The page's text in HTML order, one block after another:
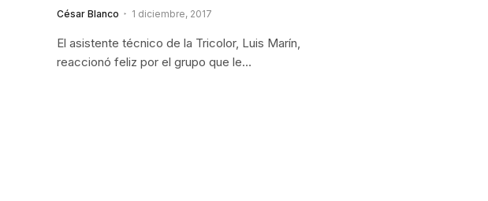
César Blanco 1 diciembre, 2017
El asistente técnico de la Tricolor, Luis Marín,
reaccionó feliz por el grupo que le…